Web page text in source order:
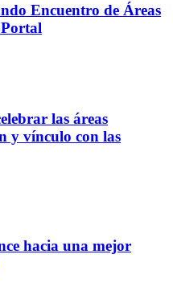
Encuentro de Áreas
las áreas
y vínculo con las
hacia una mejor